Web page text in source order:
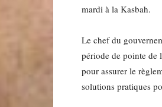
mardi à la Kasbah.
Le chef du
période de pointe de
pour assurer le
solutions pratiques